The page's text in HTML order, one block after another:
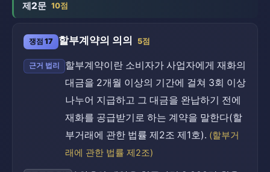
제2문 10점
쟁점 17 할부계약의 의의 5점
근거 법리
할부계약이란 소비자가 사업자에게 재화의
대금을 2개월 이상의 기간에 걸쳐 3회 이상
나누어 지급하고 그 대금을 완납하기 전에
재화를 공급받기로 하는 계약을 말한다(할
부거래에 관한 법률 제2조 제1호). (할부거
래에 관한 법률 제2조)